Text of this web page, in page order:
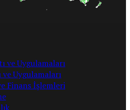
ve Uygulamaları
ve Uygulamaları
Finans İşlemleri